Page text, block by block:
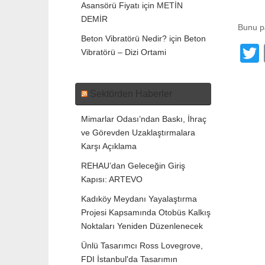
Bunu
Asansörü Fiyatı için METİN
DEMİR
Beton Vibratörü Nedir? için Beton
Vibratörü – Dizi Ortami
Sektörden Haberler
Mimarlar Odası’ndan Baskı, İhraç
ve Görevden Uzaklaştırmalara
Karşı Açıklama
REHAU’dan Geleceğin Giriş
Kapısı: ARTEVO
Kadıköy Meydanı Yayalaştırma
Projesi Kapsamında Otobüs Kalkış
Noktaları Yeniden Düzenlenecek
Ünlü Tasarımcı Ross Lovegrove,
FDI İstanbul'da Tasarımın